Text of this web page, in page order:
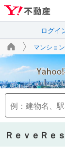
ログイ
マンショ
ＲｅｖｅＲｅ